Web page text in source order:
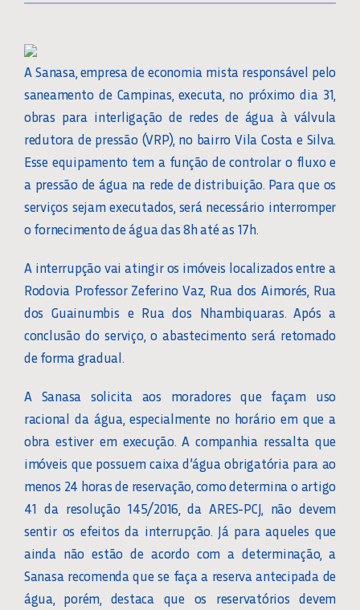
A Sanasa, empresa de economia mista responsável pelo
saneamento de Campinas, executa, no próximo dia 31,
obras para interligação de redes de água à válvula
redutora de pressão (VRP), no bairro Vila Costa e Silva.
Esse equipamento tem a função de controlar o fluxo e
a pressão de água na rede de distribuição. Para que os
serviços sejam executados, será necessário interromper
o fornecimento de água das 8h até as 17h.
A interrupção vai atingir os imóveis localizados entre a
Rodovia Professor Zeferino Vaz, Rua dos Aimorés, Rua
dos Guainumbis e Rua dos Nhambiquaras. Após a
conclusão do serviço, o abastecimento será retomado
de forma gradual.
A Sanasa solicita aos moradores que façam uso
racional da água, especialmente no horário em que a
obra estiver em execução. A companhia ressalta que
imóveis que possuem caixa d’água obrigatória para ao
menos 24 horas de reservação, como determina o artigo
41 da resolução 145/2016, da ARES-PCJ, não devem
sentir os efeitos da interrupção. Já para aqueles que
ainda não estão de acordo com a determinação, a
Sanasa recomenda que se faça a reserva antecipada de
água, porém, destaca que os reservatórios devem